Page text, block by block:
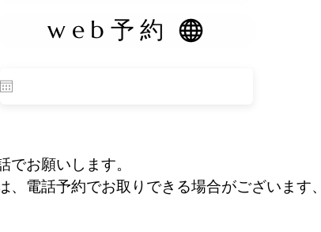
web予約
お願いします。
電話予約でお取りできる場合がございます